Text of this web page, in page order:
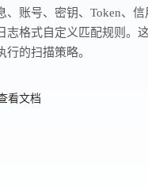
、账号、密钥、Token、
志格式自定义匹配规则。
行的扫描策略。
看文档